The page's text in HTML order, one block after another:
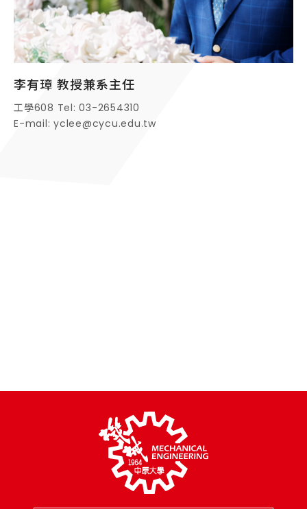
李有璋 教授兼系主任
工學608 Tel: 03-2654310
E-mail: yclee@cycu.edu.tw